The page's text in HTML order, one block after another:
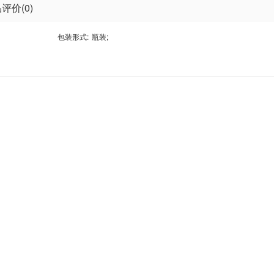
价(0)
包装形式: 瓶装;